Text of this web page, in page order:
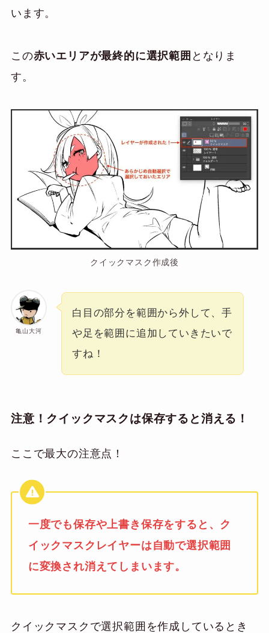
います。
この赤いエリアが最終的に選択範囲 となりま
す。
クイックマスク作成後
亀山大河
白目の部分を範囲から外して、手
や足を範囲に追加していきたいで
すね！
注意！クイックマスクは保存すると消える！
ここで最大の注意点！
一度でも保存や上書き保存をすると、ク
イックマスクレイヤーは自動で選択範囲
に変換され消えてしまいます。
クイックマスクで選択範囲を作成しているとき